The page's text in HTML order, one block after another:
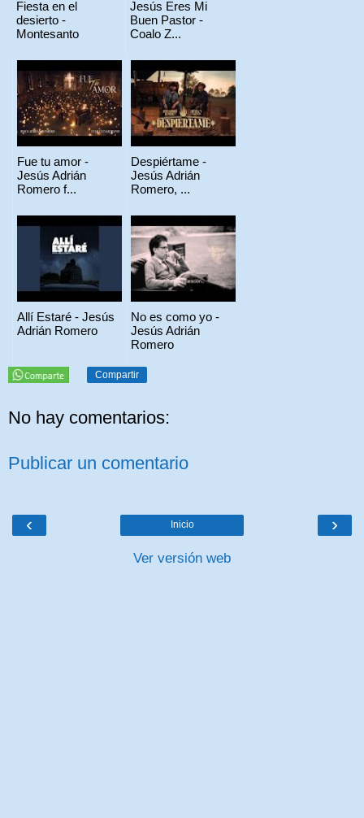
Fiesta en el
desierto -
Montesanto
Jesús Eres Mi
Buen Pastor -
Coalo Z...
Fue tu amor -
Jesús Adrián
Romero f...
Despiértame -
Jesús Adrián
Romero, ...
Allí Estaré - Jesús
Adrián Romero
No es como yo -
Jesús Adrián
Romero
Compartir
No hay comentarios:
Publicar un comentario
‹ ›
Inicio
Ver versión web